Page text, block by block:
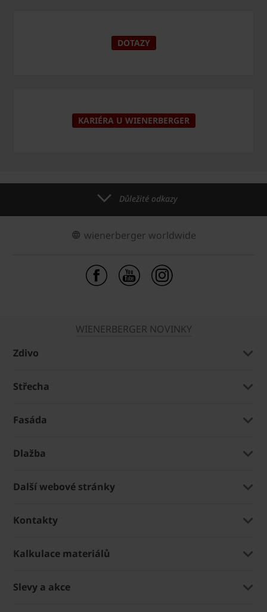
DOTAZY
KARIÉRA U WIENERBERGER
Důležité odkazy
wienerberger worldwide
WIENERBERGER NOVINKY
Zdivo
Střecha
Fasáda
Dlažba
Další webové stránky
Kontakty
Kalkulace materiálů
Slevy a akce